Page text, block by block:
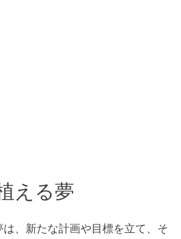
える夢
、新たな計画や目標を立て、そ